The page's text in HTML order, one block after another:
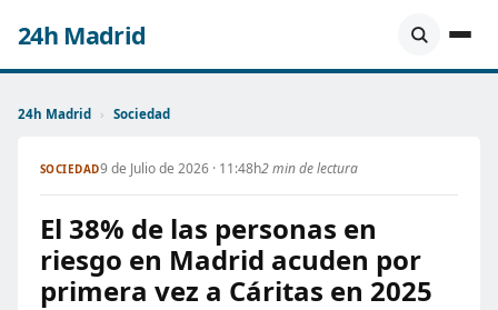
24h Madrid
24h Madrid › Sociedad
SOCIEDAD9 de Julio de 2026 · 11:48h2 min de lectura
El 38% de las personas en
riesgo en Madrid acuden por
primera vez a Cáritas en 2025